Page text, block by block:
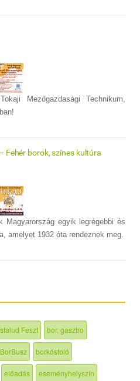
Mezőgazdasági Technikum,
Fehér borok, színes kultúra
Magyarország egyik legrégebbi és
amelyet 1932 óta rendeznek meg.
Feszt bor, gasztro
BorBusz borkóstoló
előadás eseményhelyszín